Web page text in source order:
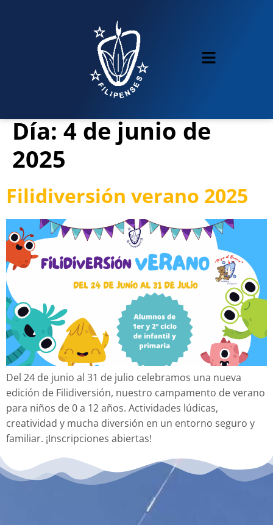
Día:4 de junio de
2025
Filidiversión verano 2025
Del 24 de junio al 31 de julio celebramos una nueva
edición de Filidiversión, nuestro campamento de verano
para niños de 0 a 12 años. Actividades lúdicas,
creatividad y mucha diversión en un entorno seguro y
familiar. ¡Inscripciones abiertas!